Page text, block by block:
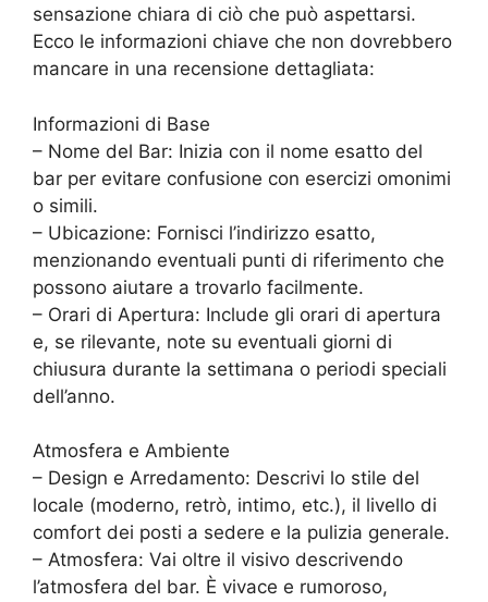
sensazione chiara di ciò che può aspettarsi.
Ecco le informazioni chiave che non dovrebbero
mancare in una recensione dettagliata:
Informazioni di Base
– Nome del Bar: Inizia con il nome esatto del
bar per evitare confusione con esercizi omonimi
o simili.
– Ubicazione: Fornisci l’indirizzo esatto,
menzionando eventuali punti di riferimento che
possono aiutare a trovarlo facilmente.
– Orari di Apertura: Include gli orari di apertura
e, se rilevante, note su eventuali giorni di
chiusura durante la settimana o periodi speciali
dell’anno.
Atmosfera e Ambiente
– Design e Arredamento: Descrivi lo stile del
locale (moderno, retrò, intimo, etc.), il livello di
comfort dei posti a sedere e la pulizia generale.
– Atmosfera: Vai oltre il visivo descrivendo
l’atmosfera del bar. È vivace e rumoroso,